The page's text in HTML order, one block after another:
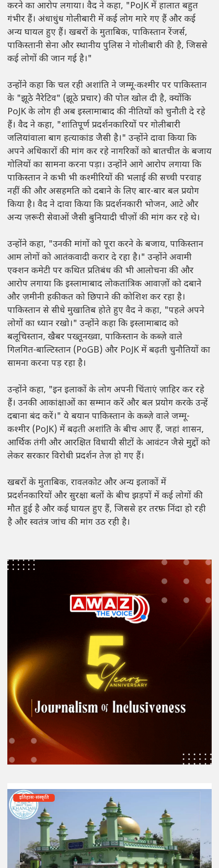
करने का आरोप लगाया। वैद ने कहा, "PoJK में हालात बहुत
गंभीर हैं। अंधाधुंध गोलीबारी में कई लोग मारे गए हैं और कई
अन्य घायल हुए हैं। खबरों के मुताबिक, पाकिस्तान रेंजर्स,
पाकिस्तानी सेना और स्थानीय पुलिस ने गोलीबारी की है, जिससे
कई लोगों की जान गई है।"
उन्होंने कहा कि चल रही अशांति ने जम्मू-कश्मीर पर पाकिस्तान
के "झूठे नैरेटिव" (झूठे प्रचार) की पोल खोल दी है, क्योंकि
PoJK के लोग ही अब इस्लामाबाद की नीतियों को चुनौती दे रहे
हैं। वैद ने कहा, "शांतिपूर्ण प्रदर्शनकारियों पर गोलीबारी
जलियांवाला बाग हत्याकांड जैसी है।" उन्होंने दावा किया कि
अपने अधिकारों की मांग कर रहे नागरिकों को बातचीत के बजाय
गोलियों का सामना करना पड़ा। उन्होंने आगे आरोप लगाया कि
पाकिस्तान ने कभी भी कश्मीरियों की भलाई की सच्ची परवाह
नहीं की और असहमति को दबाने के लिए बार-बार बल प्रयोग
किया है। वैद ने दावा किया कि प्रदर्शनकारी भोजन, आटे और
अन्य ज़रूरी सेवाओं जैसी बुनियादी चीज़ों की मांग कर रहे थे।
उन्होंने कहा, "उनकी मांगों को पूरा करने के बजाय, पाकिस्तान
आम लोगों को आतंकवादी करार दे रहा है।" उन्होंने अवामी
एक्शन कमेटी पर कथित प्रतिबंध की भी आलोचना की और
आरोप लगाया कि इस्लामाबाद लोकतांत्रिक आवाज़ों को दबाने
और ज़मीनी हकीकत को छिपाने की कोशिश कर रहा है।
पाकिस्तान से सीधे मुखातिब होते हुए वैद ने कहा, "पहले अपने
लोगों का ध्यान रखो।" उन्होंने कहा कि इस्लामाबाद को
बलूचिस्तान, खैबर पख्तूनख्वा, पाकिस्तान के कब्ज़े वाले
गिलगित-बाल्टिस्तान (PoGB) और PoJK में बढ़ती चुनौतियों का
सामना करना पड़ रहा है।
उन्होंने कहा, "इन इलाकों के लोग अपनी चिंताएं ज़ाहिर कर रहे
हैं। उनकी आकांक्षाओं का सम्मान करें और बल प्रयोग करके उन्हें
दबाना बंद करें।" ये बयान पाकिस्तान के कब्ज़े वाले जम्मू-
कश्मीर (PoJK) में बढ़ती अशांति के बीच आए हैं, जहां शासन,
आर्थिक तंगी और आरक्षित विधायी सीटों के आवंटन जैसे मुद्दों को
लेकर सरकार विरोधी प्रदर्शन तेज़ हो गए हैं।
खबरों के मुताबिक, रावलकोट और अन्य इलाकों में
प्रदर्शनकारियों और सुरक्षा बलों के बीच झड़पों में कई लोगों की
मौत हुई है और कई घायल हुए हैं, जिससे हर तरफ़ निंदा हो रही
है और स्वतंत्र जांच की मांग उठ रही है।
इतिहास-संस्कृति